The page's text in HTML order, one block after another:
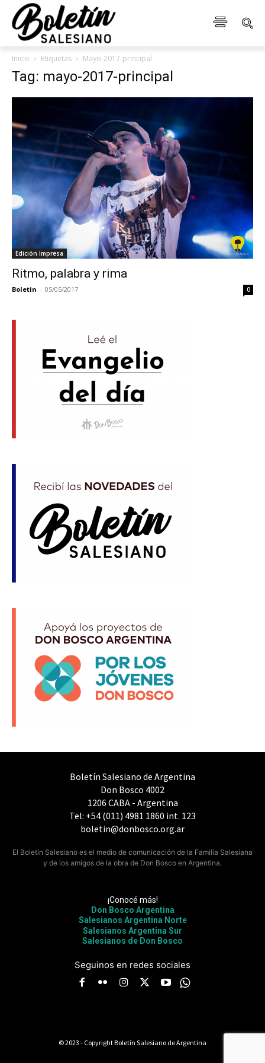
Inicio Etiquetas Mayo-2017-principal
Tag: mayo-2017-principal
Edición Impresa
Ritmo, palabra y rima
Boletin - 05/05/2017 0
Boletín Salesiano de Argentina
Don Bosco 4002
1206 CABA - Argentina
Tel: +54 (011) 4981 1860 int. 123
boletin@donbosco.org.ar
El Boletín Salesiano es el medio de comunicación de la Familia Salesiana
y de los amigos de la obra de Don Bosco en Argentina.
¡Conocé más!
Don Bosco Argentina
Salesianos Argentina Norte
Salesianos Argentina Sur
Salesianos de Don Bosco
Seguinos en redes sociales
© 2023 - Copyright Boletín Salesiano de Argentina